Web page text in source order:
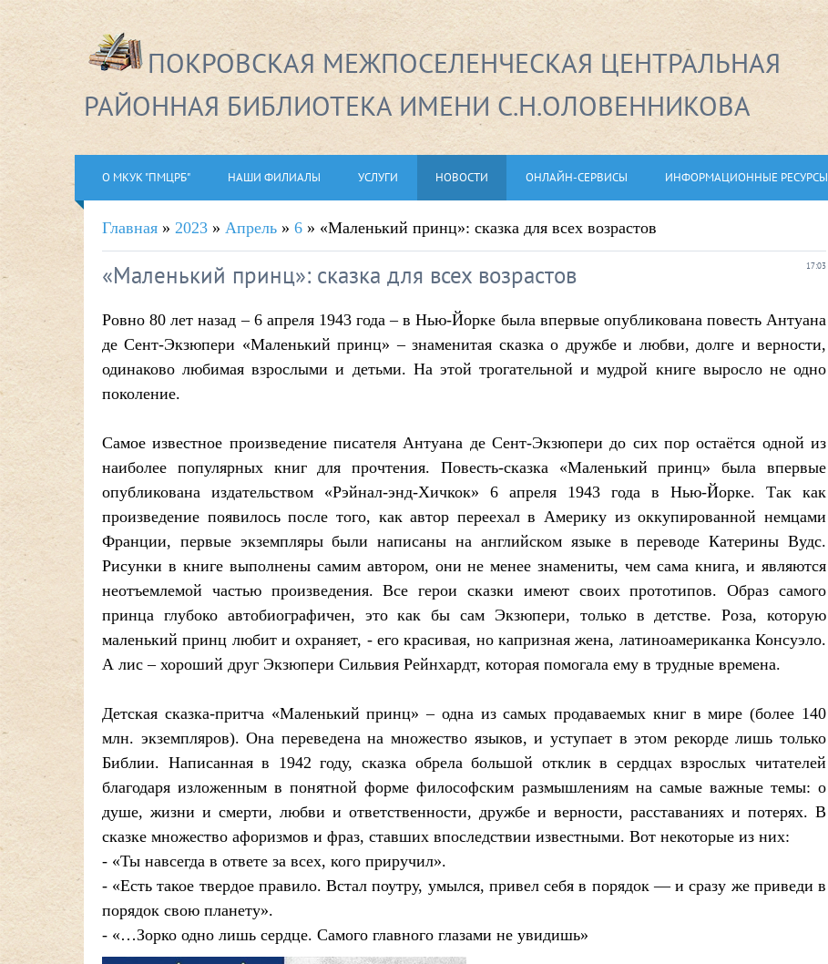
ПОКРОВСКАЯ МЕЖПОСЕЛЕНЧЕСКАЯ ЦЕНТРАЛЬНАЯ
РАЙОННАЯ БИБЛИОТЕКА ИМЕНИ С.Н.ОЛОВЕННИКОВА
О МКУК "ПМЦРБ" НАШИ ФИЛИАЛЫ УСЛУГИ НОВОСТИ ОНЛАЙН-СЕРВИСЫ ИНФОРМАЦИОННЫЕ РЕСУРСЫ
Главная » 2023 » Апрель » 6 » «Маленький принц»: сказка для всех возрастов
17:03
«Маленький принц»: сказка для всех возрастов
Ровно 80 лет назад – 6 апреля 1943 года – в Нью-Йорке была впервые опубликована повесть Антуана
де Сент-Экзюпери «Маленький принц» – знаменитая сказка о дружбе и любви, долге и верности,
одинаково любимая взрослыми и детьми. На этой трогательной и мудрой книге выросло не одно
поколение.
Самое известное произведение писателя Антуана де Сент-Экзюпери до сих пор остаётся одной из
наиболее популярных книг для прочтения. Повесть-сказка «Маленький принц» была впервые
опубликована издательством «Рэйнал-энд-Хичкок» 6 апреля 1943 года в Нью-Йорке. Так как
произведение появилось после того, как автор переехал в Америку из оккупированной немцами
Франции, первые экземпляры были написаны на английском языке в переводе Катерины Вудс.
Рисунки в книге выполнены самим автором, они не менее знамениты, чем сама книга, и являются
неотъемлемой частью произведения. Все герои сказки имеют своих прототипов. Образ самого
принца глубоко автобиографичен, это как бы сам Экзюпери, только в детстве. Роза, которую
маленький принц любит и охраняет, - его красивая, но капризная жена, латиноамериканка Консуэло.
А лис – хороший друг Экзюпери Сильвия Рейнхардт, которая помогала ему в трудные времена.
Детская сказка-притча «Маленький принц» – одна из самых продаваемых книг в мире (более 140
млн. экземпляров). Она переведена на множество языков, и уступает в этом рекорде лишь только
Библии. Написанная в 1942 году, сказка обрела большой отклик в сердцах взрослых читателей
благодаря изложенным в понятной форме философским размышлениям на самые важные темы: о
душе, жизни и смерти, любви и ответственности, дружбе и верности, расставаниях и потерях. В
сказке множество афоризмов и фраз, ставших впоследствии известными. Вот некоторые из них:
- «Ты навсегда в ответе за всех, кого приручил».
- «Есть такое твердое правило. Встал поутру, умылся, привел себя в порядок — и сразу же приведи в
порядок свою планету».
- «…Зорко одно лишь сердце. Самого главного глазами не увидишь»